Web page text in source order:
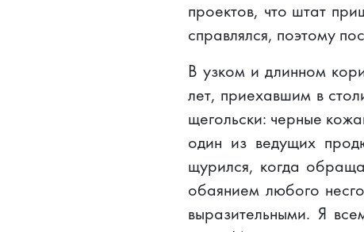
проектов, что штат
справлялся, поэтому
В узком и длинном
лет, приехавшим в
щегольски: черные
один из ведущих
щурился, когда
обаянием любого
выразительными. Я